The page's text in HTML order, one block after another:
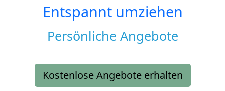
Entspannt umziehen
Persönliche Angebote
Kostenlose Angebote erhalten